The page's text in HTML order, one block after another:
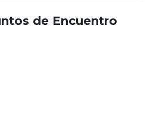
de Encuentro